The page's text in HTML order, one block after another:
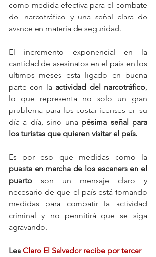
como medida efectiva para el combate
del narcotráfico y una señal clara de
avance en materia de seguridad.
El incremento exponencial en la
cantidad de asesinatos en el país en los
últimos meses está ligado en buena
parte con la actividad del narcotráfico,
lo que representa no solo un gran
problema para los costarricenses en su
día a día, sino una pésima señal para
los turistas que quieren visitar el país.
puesta en marcha de los escaners en el
puerto son un mensaje claro y
necesario de que el país está tomando
medidas para combatir la actividad
criminal y no permitirá que se siga
agravando.
Lea Claro El Salvador recibe por tercer